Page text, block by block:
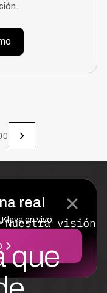
real
en vivo.
que